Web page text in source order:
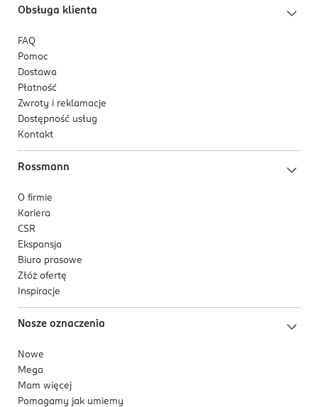
Obsługa klienta
FAQ
Pomoc
Dostawa
Płatność
Zwroty i reklamacje
Dostępność usług
Kontakt
Rossmann
O firmie
Kariera
CSR
Ekspansja
Biuro prasowe
Złóż ofertę
Inspiracje
Nasze oznaczenia
Nowe
Mega
Mam więcej
Pomagamy jak umiemy